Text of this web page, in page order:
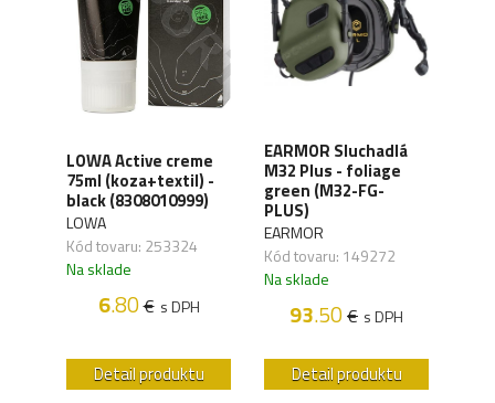
LOWA Active creme
75ml (koza+textil) -
black (8308010999)
LOWA
Kód tovaru: 253324
Na sklade
6.80€ s DPH
Detail produktu
EARMOR Sluchadlá
M32 Plus - foliage
green (M32-FG-
PLUS)
EARMOR
Kód tovaru: 149272
Na sklade
93.50€ s DPH
Detail produktu